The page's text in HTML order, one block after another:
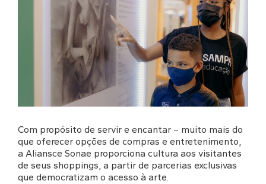
Com propósito de servir e encantar – muito mais do
que oferecer opções de compras e entretenimento,
a Aliansce Sonae proporciona cultura aos visitantes
de seus shoppings, a partir de parcerias exclusivas
que democratizam o acesso à arte.